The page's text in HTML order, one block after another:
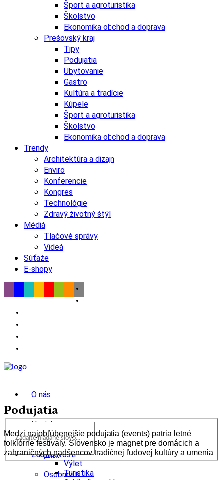
Šport a agroturistika
Školstvo
Ekonomika obchod a doprava
Prešovský kraj
Tipy
Podujatia
Ubytovanie
Gastro
Kultúra a tradície
Kúpele
Šport a agroturistika
Školstvo
Ekonomika obchod a doprava
Trendy
Architektúra a dizajn
Enviro
Konferencie
Kongres
Technológie
Zdravý životný štýl
Médiá
Tlačové správy
Videá
Súťaže
E-shopy
O nás
Novinky
wow
Tipy
Výlet
Turistika
Zaujímavosti
Osobnosti
Podujatia
Medzi najobľúbenejšie podujatia (events) patria letné
folklórne festivaly. Slovensko je magnet pre domácich a
zahraničných nadšencov tradičnej ľudovej kultúry a umenia